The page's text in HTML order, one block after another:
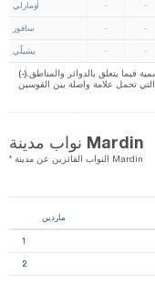
أومارلي - -
سافور - -
يشيلّي - -
(-).لا يمكن الحصول على معلومات من المؤسسات والمصادر الرسمية فيما يتعلق بالدوائر والمناطق
التي تحمل علامة واصلة بين القوسين
نواب مدينة Mardin
* النواب الفائزين عن مدينة Mardin
ماردين
1
2